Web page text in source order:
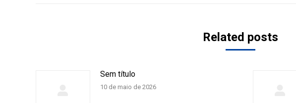
Related posts
Sem título
10 de maio de 2026